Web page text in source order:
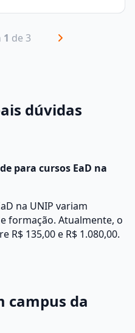
1 de 3
dúvidas
para cursos EaD na
na UNIP variam
formação. Atualmente, o
R$ 135,00 e R$ 1.080,00.
campus da